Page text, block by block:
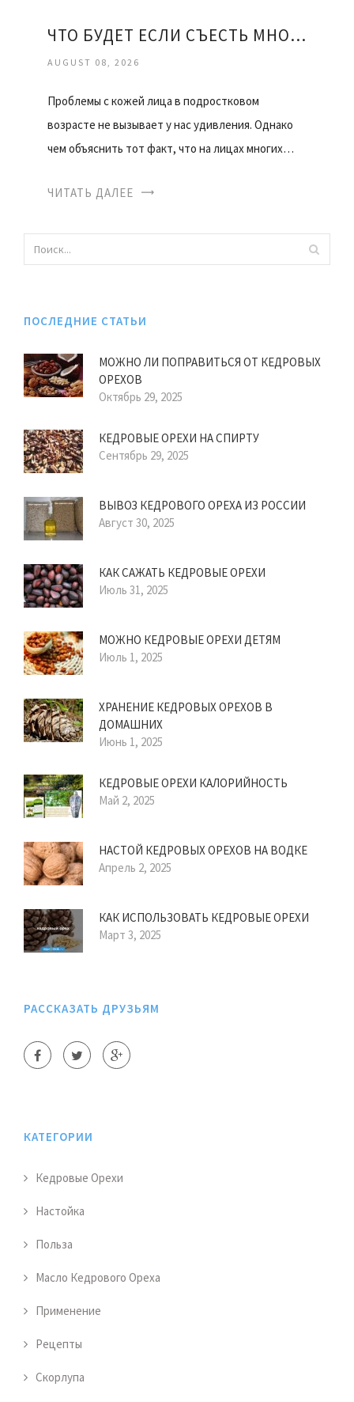
ЧТО БУДЕТ ЕСЛИ СЪЕСТЬ МНОГО КЕДРОВЫХ ОРЕХОВ
AUGUST 08, 2026
Проблемы с кожей лица в подростковом
возрасте не вызывает у нас удивления. Однако
чем объяснить тот факт, что на лицах многих…
ЧИТАТЬ ДАЛЕЕ
ПОСЛЕДНИЕ СТАТЬИ
МОЖНО ЛИ ПОПРАВИТЬСЯ ОТ КЕДРОВЫХ
ОРЕХОВ
Октябрь 29, 2025
КЕДРОВЫЕ ОРЕХИ НА СПИРТУ
Сентябрь 29, 2025
ВЫВОЗ КЕДРОВОГО ОРЕХА ИЗ РОССИИ
Август 30, 2025
КАК САЖАТЬ КЕДРОВЫЕ ОРЕХИ
Июль 31, 2025
МОЖНО КЕДРОВЫЕ ОРЕХИ ДЕТЯМ
Июль 1, 2025
ХРАНЕНИЕ КЕДРОВЫХ ОРЕХОВ В
ДОМАШНИХ
Июнь 1, 2025
КЕДРОВЫЕ ОРЕХИ КАЛОРИЙНОСТЬ
Май 2, 2025
НАСТОЙ КЕДРОВЫХ ОРЕХОВ НА ВОДКЕ
Апрель 2, 2025
КАК ИСПОЛЬЗОВАТЬ КЕДРОВЫЕ ОРЕХИ
Март 3, 2025
РАССКАЗАТЬ ДРУЗЬЯМ
КАТЕГОРИИ
Кедровые Орехи
Настойка
Польза
Масло Кедрового Ореха
Применение
Рецепты
Скорлупа